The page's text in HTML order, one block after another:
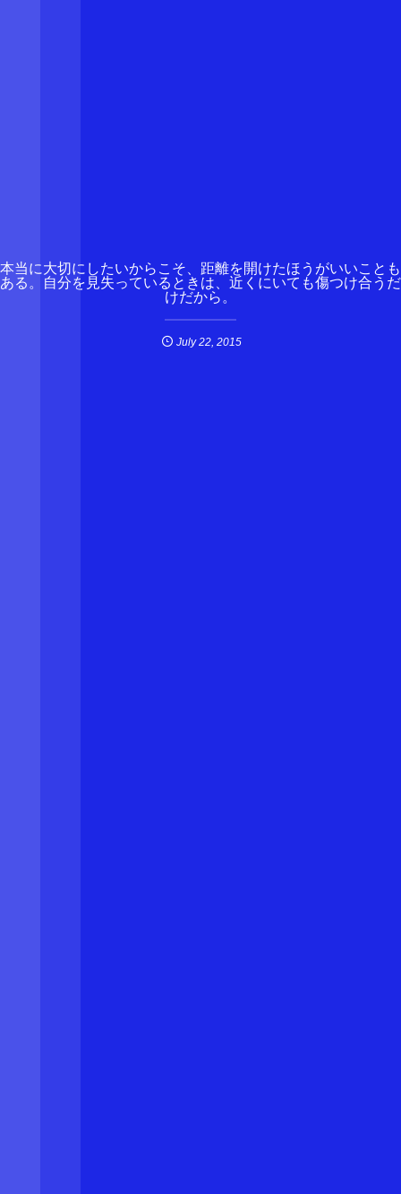
本当に大切にしたいからこそ、距離を開けたほうがいいことも
ある。自分を見失っているときは、近くにいても傷つけ合うだ
けだから。
July 22 ,2015